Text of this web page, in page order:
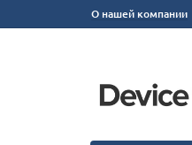
О нашей компании